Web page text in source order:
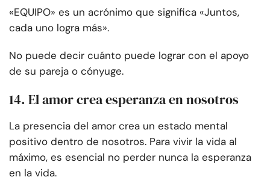
«EQUIPO» es un acrónimo que significa «Juntos,
cada uno logra más».
No puede decir cuánto puede lograr con el apoyo
de su pareja o cónyuge.
14. El amor crea esperanza en nosotros
La presencia del amor crea un estado mental
positivo dentro de nosotros. Para vivir la vida al
máximo, es esencial no perder nunca la esperanza
en la vida.